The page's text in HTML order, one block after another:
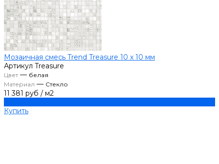
Мозаичная смесь Trend Treasure 10 х 10 мм
Артикул Treasure
Цвет— белая
Материал — Стекло
11 381 руб / м2
Купить